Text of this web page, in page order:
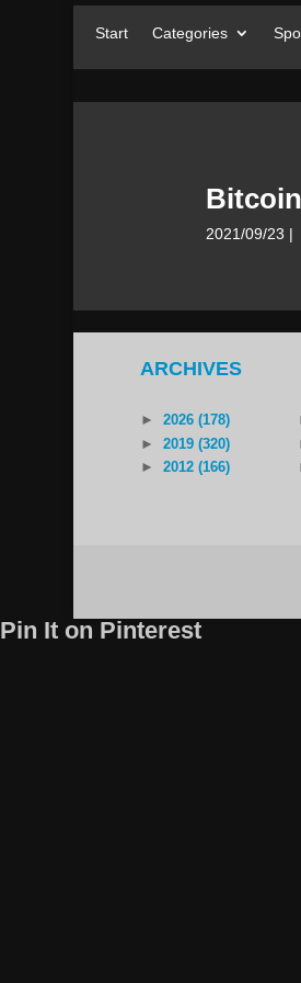
Start Categories
2021/09/23 |
ARCHIVES
► 2026 (178)
►
2019 (320)
►
2012 (166)
Pin It on Pinterest